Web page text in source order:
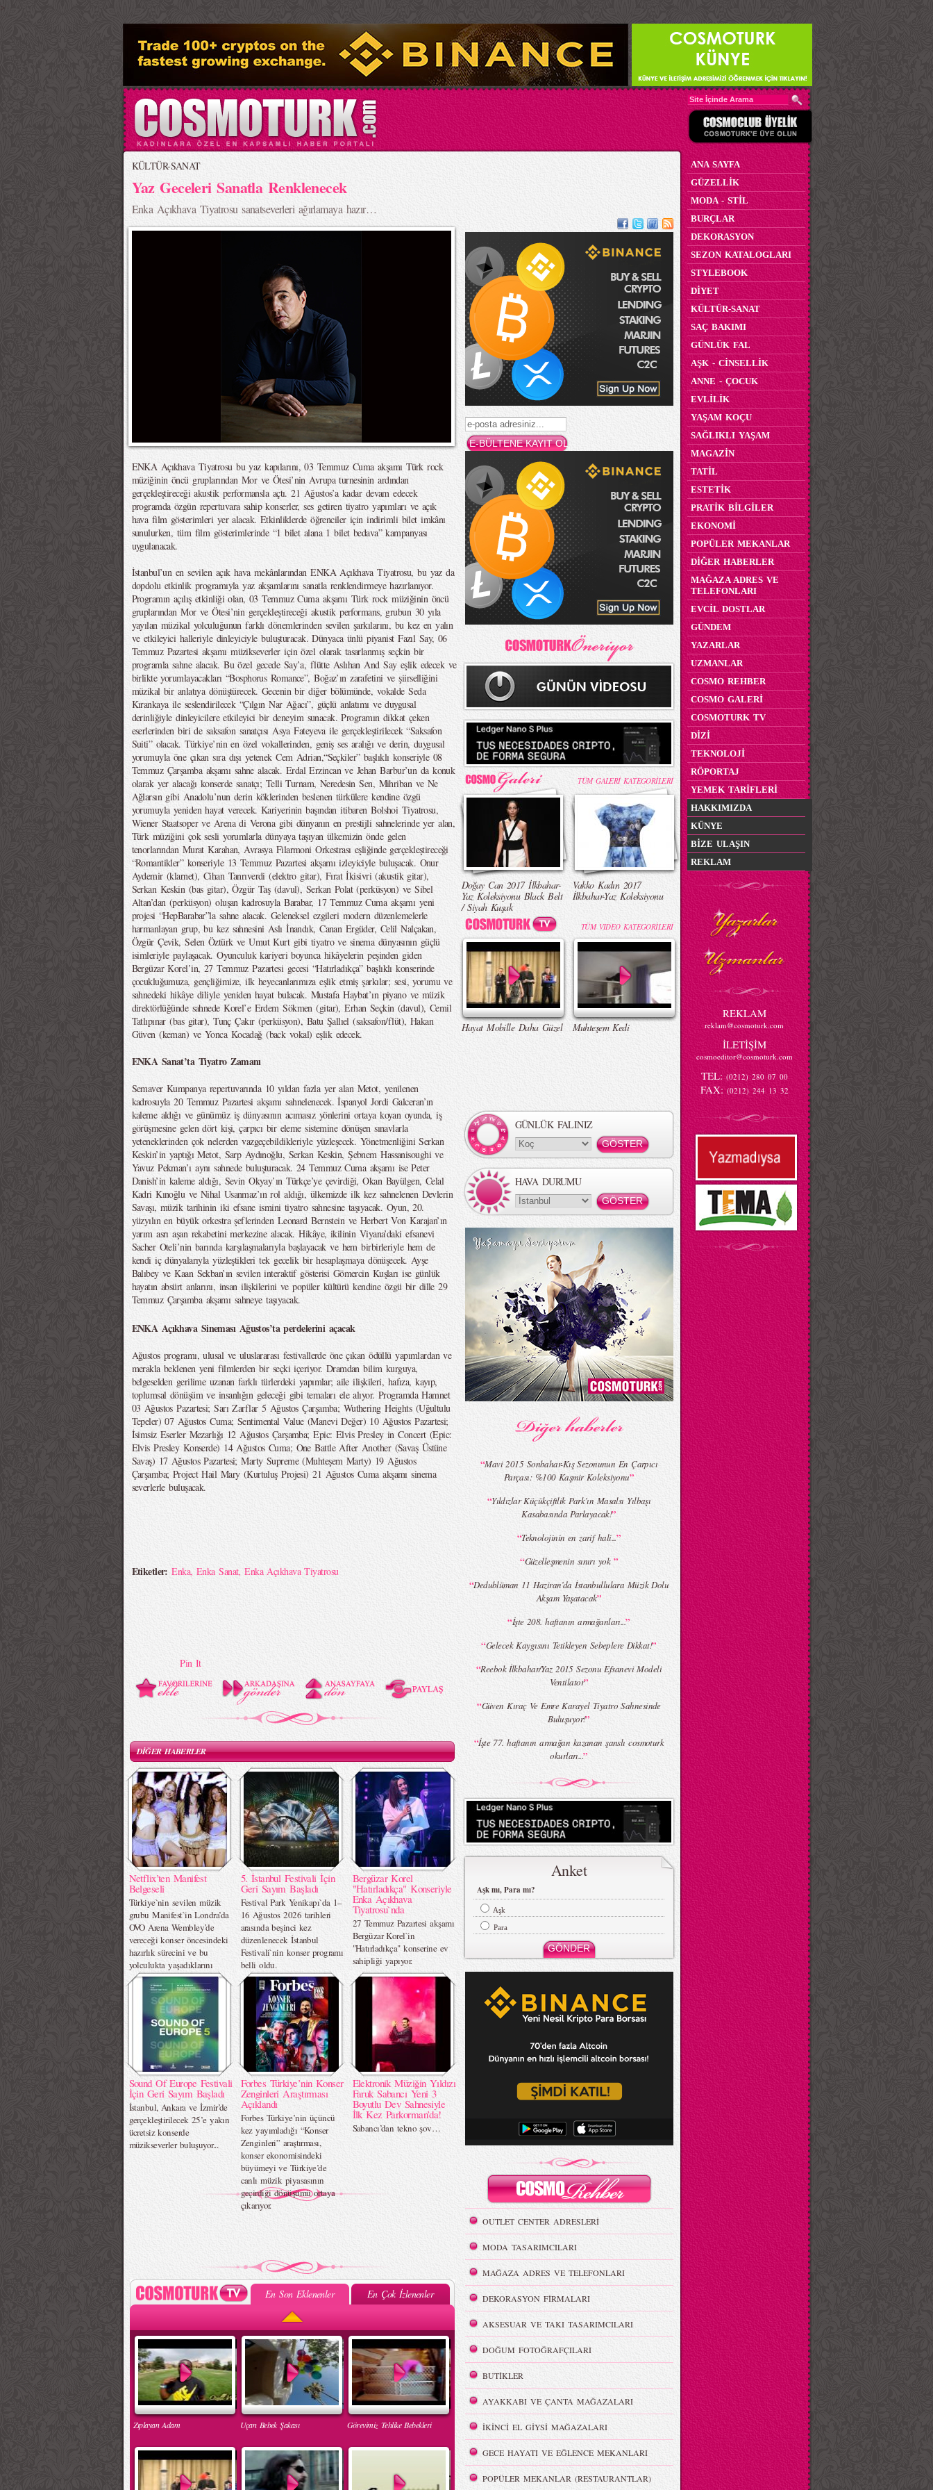
>
KÜLTÜR-SANAT
Yaz Geceleri Sanatla Renklenecek
Enka Açıkhava Tiyatrosu sanatseverleri ağırlamaya hazır…
ENKA Açıkhava Tiyatrosu bu yaz kapılarını, 03 Temmuz Cuma akşamı Türk rock
müziğinin öncü gruplarından Mor ve Ötesi’nin Avrupa turnesinin ardından
gerçekleştireceği akustik performansla açtı. 21 Ağustos’a kadar devam edecek
programda özgün repertuvara sahip konserler, ses getiren tiyatro yapımları ve açık
hava film gösterimleri yer alacak. Etkinliklerde öğrenciler için indirimli bilet imkânı
sunulurken, tüm film gösterimlerinde “1 bilet alana 1 bilet bedava” kampanyası
uygulanacak.
İstanbul’un en sevilen açık hava mekânlarından ENKA Açıkhava Tiyatrosu, bu yaz da
dopdolu etkinlik programıyla yaz akşamlarını sanatla renklendirmeye hazırlanıyor.
Programın açılış etkinliği olan, 03 Temmuz Cuma akşamı Türk rock müziğinin öncü
gruplarından Mor ve Ötesi’nin gerçekleştireceği akustik performans, grubun 30 yıla
yayılan müzikal yolculuğunun farklı dönemlerinden sevilen şarkılarını, bu kez en yalın
ve etkileyici halleriyle dinleyiciyle buluşturacak. Dünyaca ünlü piyanist Fazıl Say, 06
Temmuz Pazartesi akşamı müzikseverler için özel olarak tasarlanmış seçkin bir
programla sahne alacak. Bu özel gecede Say’a, flütte Aslıhan And Say eşlik edecek ve
birlikte yorumlayacakları “Bosphorus Romance”, Boğaz’ın zarafetini ve şiirselliğini
müzikal bir anlatıya dönüştürecek. Gecenin bir diğer bölümünde, vokalde Seda
Kırankaya ile seslendirilecek “Çılgın Nar Ağacı”, güçlü anlatımı ve duygusal
derinliğiyle dinleyicilere etkileyici bir deneyim sunacak. Programın dikkat çeken
eserlerinden biri de saksafon sanatçısı Asya Fateyeva ile gerçekleştirilecek “Saksafon
Suiti” olacak. Türkiye’nin en özel vokallerinden, geniş ses aralığı ve derin, duygusal
yorumuyla öne çıkan sıra dışı yetenek Cem Adrian,“Seçkiler” başlıklı konseriyle 08
Temmuz Çarşamba akşamı sahne alacak. Erdal Erzincan ve Jehan Barbur’un da konuk
olarak yer alacağı konserde sanatçı; Telli Turnam, Neredesin Sen, Mihriban ve Ne
Ağlarsın gibi Anadolu’nun derin köklerinden beslenen türkülere kendine özgü
yorumuyla yeniden hayat verecek. Kariyerinin başından itibaren Bolshoi Tiyatrosu,
Wiener Staatsoper ve Arena di Verona gibi dünyanın en prestijli sahnelerinde yer alan,
Türk müziğini çok sesli yorumlarla dünyaya taşıyan ülkemizin önde gelen
tenorlarından Murat Karahan, Avrasya Filarmoni Orkestrası eşliğinde gerçekleştireceği
“Romantikler” konseriyle 13 Temmuz Pazartesi akşamı izleyiciyle buluşacak. Onur
Aydemir (klarnet), Cihan Tanrıverdi (elektro gitar), Fırat İkisivri (akustik gitar),
Serkan Keskin (bas gitar), Özgür Taş (davul), Serkan Polat (perküsyon) ve Sibel
Altan’dan (perküsyon) oluşan kadrosuyla Barabar, 17 Temmuz Cuma akşamı yeni
projesi “HepBarabar”la sahne alacak. Geleneksel ezgileri modern düzenlemelerle
harmanlayan grup, bu kez sahnesini Aslı İnandık, Canan Ergüder, Celil Nalçakan,
Özgür Çevik, Selen Öztürk ve Umut Kurt gibi tiyatro ve sinema dünyasının güçlü
isimleriyle paylaşacak. Oyunculuk kariyeri boyunca hikâyelerin peşinden giden
Bergüzar Korel’in, 27 Temmuz Pazartesi gecesi “Hatırladıkça” başlıklı konserinde
çocukluğumuza, gençliğimize, ilk heyecanlarımıza eşlik etmiş şarkılar; sesi, yorumu ve
sahnedeki hikâye diliyle yeniden hayat bulacak. Mustafa Haybat’ın piyano ve müzik
direktörlüğünde sahnede Korel’e Erdem Sökmen (gitar), Erhan Seçkin (davul), Cemil
Tatlıpınar (bas gitar), Tunç Çakır (perküsyon), Batu Şallıel (saksafon/flüt), Hakan
Güven (keman) ve Yonca Kocadağ (back vokal) eşlik edecek.
ENKA Sanat’ta Tiyatro Zamanı
Semaver Kumpanya repertuvarında 10 yıldan fazla yer alan Metot, yenilenen
kadrosuyla 20 Temmuz Pazartesi akşamı sahnelenecek. İspanyol Jordi Galceran’ın
kaleme aldığı ve günümüz iş dünyasının acımasız yönlerini ortaya koyan oyunda, iş
görüşmesine gelen dört kişi, çarpıcı bir eleme sistemine dönüşen sınavlarla
yeteneklerinden çok nelerden vazgeçebildikleriyle yüzleşecek. Yönetmenliğini Serkan
Keskin’in yaptığı Metot, Sarp Aydınoğlu, Serkan Keskin, Şebnem Hassanisoughi ve
Yavuz Pekman’ı aynı sahnede buluşturacak. 24 Temmuz Cuma akşamı ise Peter
Danish’in kaleme aldığı, Sevin Okyay’ın Türkçe’ye çevirdiği, Okan Bayülgen, Celal
Kadri Kınoğlu ve Nihal Usanmaz’ın rol aldığı, ülkemizde ilk kez sahnelenen Devlerin
Savaşı, müzik tarihinin iki efsane ismini tiyatro sahnesine taşıyacak. Oyun, 20.
yüzyılın en büyük orkestra şeflerinden Leonard Bernstein ve Herbert Von Karajan’ın
yarım asrı aşan rekabetini merkezine alacak. Hikâye, ikilinin Viyana’daki efsanevi
Sacher Oteli’nin barında karşılaşmalarıyla başlayacak ve hem birbirleriyle hem de
kendi iç dünyalarıyla yüzleştikleri tek gecelik bir hesaplaşmaya dönüşecek. Ayşe
Balıbey ve Kaan Sekban’ın sevilen interaktif gösterisi Gömercin Kuşları ise günlük
hayatın absürt anlarını, insan ilişkilerini ve popüler kültürü kendine özgü bir dille 29
Temmuz Çarşamba akşamı sahneye taşıyacak.
ENKA Açıkhava Sineması Ağustos’ta perdelerini açacak
Ağustos programı, ulusal ve uluslararası festivallerde öne çıkan ödüllü yapımlardan ve
merakla beklenen yeni filmlerden bir seçki içeriyor. Dramdan bilim kurguya,
belgeselden gerilime uzanan farklı türlerdeki yapımlar; aile ilişkileri, hafıza, kayıp,
toplumsal dönüşüm ve insanlığın geleceği gibi temaları ele alıyor. Programda Hamnet
03 Ağustos Pazartesi; Sarı Zarflar 5 Ağustos Çarşamba; Wuthering Heights (Uğultulu
Tepeler) 07 Ağustos Cuma; Sentimental Value (Manevi Değer) 10 Ağustos Pazartesi;
İsimsiz Eserler Mezarlığı 12 Ağustos Çarşamba; Epic: Elvis Presley in Concert (Epic:
Elvis Presley Konserde) 14 Ağustos Cuma; One Battle After Another (Savaş Üstüne
Savaş) 17 Ağustos Pazartesi; Marty Supreme (Muhteşem Marty) 19 Ağustos
Çarşamba; Project Hail Mary (Kurtuluş Projesi) 21 Ağustos Cuma akşamı sinema
severlerle buluşacak.
Etiketler:Enka, Enka Sanat,Enka Açıkhava Tiyatrosu
Pin It
DİĞER HABERLER
Netflix’ten Manifest
Belgeseli
Türkiye`nin sevilen müzik
grubu Manifest`in Londra’da
OVO Arena Wembley’de
vereceği konser öncesindeki
hazırlık sürecini ve bu
yolculukta yaşadıklarını
ekrana taşıyacak bir belgesel
müjdesi verdi.
5. İstanbul Festivali İçin
Geri Sayım Başladı
Festival Park Yenikapı`da 1–
16 Ağustos 2026 tarihleri
arasında beşinci kez
düzenlenecek İstanbul
Festivali`nin konser programı
belli oldu.
Bergüzar Korel
"Hatırladıkça" Konseriyle
Enka Açıkhava
Tiyatrosu`nda
27 Temmuz Pazartesi akşamı
Bergüzar Korel`in
"Hatırladıkça" konserine ev
sahipliği yapıyor.
Sound Of Europe Festivali
İçin Geri Sayım Başladı
İstanbul, Ankara ve İzmir’de
gerçekleştirilecek 25’e yakın
ücretsiz konserde
müzikseverler buluşuyor...
Forbes Türkiye’nin Konser
Zenginleri Araştırması
Açıklandı
Forbes Türkiye’nin üçüncü
kez yayımladığı “Konser
Zenginleri” araştırması,
konser ekonomisindeki
büyümeyi ve Türkiye’de
canlı müzik piyasasının
geçirdiği dönüşümü ortaya
çıkarıyor.
Elektronik Müziğin Yıldızı
Faruk Sabancı Yeni 3
Boyutlu Dev Sahnesiyle
İlk Kez Parkorman’da!
Sabancı’dan tekno şov…
En Son Eklenenler En Çok İzlenenler
Zıplayan Adam Uçan Bebek Şakası Görevimiz Tehlike Bebekleri
TÜM GALERİ KATEGORİLERİ
Doğay Can 2017 İlkbahar-
Yaz Koleksiyonu Black Belt
/ Siyah Kuşak
Vakko Kadın 2017
İlkbahar-Yaz Koleksiyonu
TÜM VIDEO KATEGORİLERİ
Hayat Mobille Daha Güzel Muhteşem Kedi
GÜNLÜK FALINIZ
HAVA DURUMU
“Mavi 2015 Sonbahar-Kış Sezonunun En Çarpıcı
Parçası: %100 Kaşmir Koleksiyonu”
“Yıldızlar Küçükçiftlik Park’ın Masalsı Yılbaşı
Kasabasında Parlayacak!”
“Teknolojinin en zarif hali...”
“Güzelleşmenin sınırı yok ”
“Dedublüman 11 Haziran’da İstanbullulara Müzik Dolu
Akşam Yaşatacak”
“İşte 208. haftanın armağanları...”
“Gelecek Kaygısını Tetikleyen Sebeplere Dikkat!”
“Reebok İlkbahar/Yaz 2015 Sezonu Efsanevi Modeli
Ventilator”
“Güven Kıraç Ve Emre Karayel Tiyatro Sahnesinde
Buluşuyor!”
“İşte 77. haftanın armağan kazanan şanslı cosmoturk
okurları...”
Anket
Aşk mı, Para mı?
Aşk
Para
OUTLET CENTER ADRESLERİ
MODA TASARIMCILARI
MAĞAZA ADRES VE TELEFONLARI
DEKORASYON FİRMALARI
AKSESUAR VE TAKI TASARIMCILARI
DOĞUM FOTOĞRAFÇILARI
BUTİKLER
AYAKKABI VE ÇANTA MAĞAZALARI
İKİNCİ EL GİYSİ MAĞAZALARI
GECE HAYATI VE EĞLENCE MEKANLARI
POPÜLER MEKANLAR (RESTAURANTLAR)
ANA SAYFA
GÜZELLİK
MODA - STİL
BURÇLAR
DEKORASYON
SEZON KATALOGLARI
STYLEBOOK
DİYET
KÜLTÜR-SANAT
SAÇ BAKIMI
GÜNLÜK FAL
AŞK - CİNSELLİK
ANNE - ÇOCUK
EVLİLİK
YAŞAM KOÇU
SAĞLIKLI YAŞAM
MAGAZİN
TATİL
ESTETİK
PRATİK BİLGİLER
EKONOMİ
POPÜLER MEKANLAR
DİĞER HABERLER
MAĞAZA ADRES VE
TELEFONLARI
EVCİL DOSTLAR
GÜNDEM
YAZARLAR
UZMANLAR
COSMO REHBER
COSMO GALERİ
COSMOTURK TV
DİZİ
TEKNOLOJİ
RÖPORTAJ
YEMEK TARİFLERİ
HAKKIMIZDA
KÜNYE
BİZE ULAŞIN
REKLAM
REKLAM
reklam@cosmoturk.com
İLETİŞİM
cosmoeditor@cosmoturk.com
TEL: (0212) 280 07 00
FAX: (0212) 244 13 32